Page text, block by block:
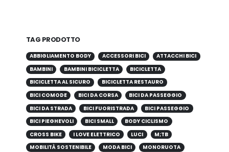
TAG PRODOTTO
ABBIGLIAMENTO BODY ACCESSORI BICI
ATTACCHI BICI
BAMBINI
BAMBINI BICICLETTA
BICICLETTA
BICICLETTA AL SICURO
BICICLETTA RESTAURO
BICI COMODE
BICI DA CORSA
BICI DA PASSEGGIO
BICI DA STRADA
BICI FUORISTRADA
BICI PASSEGGIO
BICI PIEGHEVOLI
BICI SMALL
BODY CICLISMO
CROSS BIKE
I LOVE ELETTRICO LUCI
M;TB
MOBILITÀ SOSTENIBILE
MODA BICI
MONORUOTA